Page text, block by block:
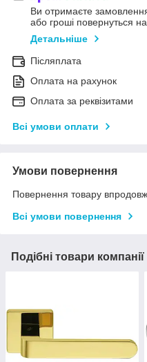
Ви отримаєте
або гроші повернуться
Детальніше
Післяплата
Оплата на рахунок
Оплата за реквізитами
Всі умови оплати
Умови повернення
Повернення товару
Всі умови повернення
Подібні товари компанії